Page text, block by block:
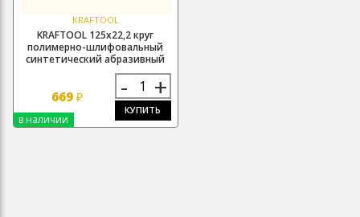
KRAFTOOL
KRAFTOOL 125х22,2 круг
полимерно-шлифовальный
синтетический абразивный
669₽ - +
КУПИТЬ
в наличии